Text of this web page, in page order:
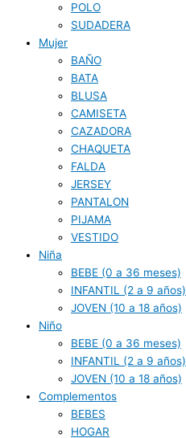
POLO
SUDADERA
Mujer
BAÑO
BATA
BLUSA
CAMISETA
CAZADORA
CHAQUETA
FALDA
JERSEY
PANTALON
PIJAMA
VESTIDO
Niña
BEBE (0 a 36 meses)
INFANTIL (2 a 9 años)
JOVEN (10 a 18 años)
Niño
BEBE (0 a 36 meses)
INFANTIL (2 a 9 años)
JOVEN (10 a 18 años)
Complementos
BEBES
HOGAR